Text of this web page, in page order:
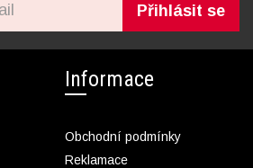
Přihlásit se
Informace
Obchodní podmínky
Reklamace